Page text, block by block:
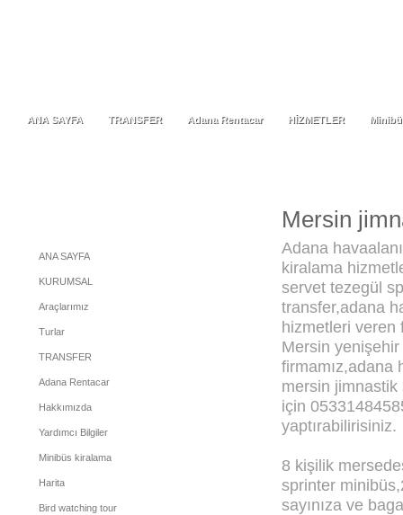
ANA SAYFA
ANA SAYFA TRANSFER
TRANSFER Adana Rentacar
Adana Rentacar HİZMETLER
HİZMETLER
ANA SAYFA
KURUMSAL
Araçlarımız
Turlar
TRANSFER
Adana Rentacar
Hakkımızda
Yardımcı Bilgiler
Minibüs kiralama
Harita
Bird watching tour
Mersin
Adana
kiralama
servet tezegül
transfer,adana
hizmetleri veren
Mersin yenişehir
firmamız,adana
mersin
için
yaptırabilirisiniz.
8 kişilik
sprinter
sayınıza ve